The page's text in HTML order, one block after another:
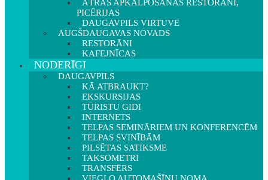
ĀTRĀS APKALPOŠANAS RESTORĀNI,
PICĒRIJAS
DAUGAVPILS VIRTUVE
AUGŠDAUGAVAS NOVADS
RESTORĀNI
KAFEJNĪCAS
NODERĪGI
DAUGAVPILS
KĀ ATBRAUKT?
EKSKURSIJAS
TŪRISTU GIDI
INTERNETS
TELPAS SEMINĀRIEM UN KONFERENCĒM
TELPAS SVINĪBĀM
PILSĒTAS SATIKSME
TAKSOMETRI
TRANSFĒRS